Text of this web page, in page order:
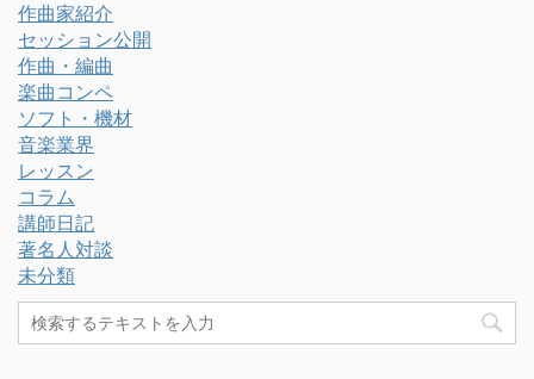
作曲家紹介
セッション公開
作曲・編曲
楽曲コンペ
ソフト・機材
音楽業界
レッスン
コラム
講師日記
著名人対談
未分類